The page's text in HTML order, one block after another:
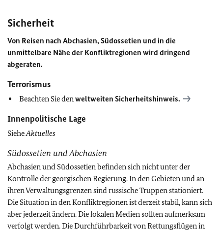
Sicherheit
Von Reisen nach Abchasien, Südossetien und in die
unmittelbare Nähe der Konfliktregionen wird dringend
abgeraten.
Terrorismus
Beachten Sie denweltweiten Sicherheitshinweis.
Innenpolitische Lage
SieheAktuelles
Südossetien und Abchasien
Abchasien und Südossetien befinden sich nicht unter der
Kontrolle der georgischen Regierung. In den Gebieten und an
ihren Verwaltungsgrenzen sind russische Truppen stationiert.
Die Situation in den Konfliktregionen ist derzeit stabil, kann sich
aber jederzeit ändern. Die lokalen Medien sollten aufmerksam
verfolgt werden. Die Durchführbarkeit von Rettungsflügen in